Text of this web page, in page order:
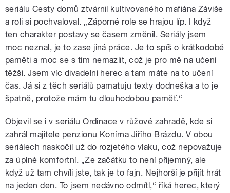
seriálu Cesty domů ztvárnil kultivovaného mafiána Záviše
a roli si pochvaloval. „Záporné role se hrajou líp. I když
ten charakter postavy se časem změnil. Seriály jsem
moc neznal, je to zase jiná práce. Je to spíš o krátkodobé
paměti a moc se s tím nemazlit, což je pro mě na učení
těžší. Jsem víc divadelní herec a tam máte na to učení
čas. Já si z těch seriálů pamatuju texty dodneška a to je
špatně, protože mám tu dlouhodobou paměť.“
Objevil se i v seriálu Ordinace v růžové zahradě, kde si
zahrál majitele penzionu Konírna Jiřího Brázdu. V obou
seriálech naskočil už do rozjetého vlaku, což nepovažuje
za úplně komfortní. „Ze začátku to není příjemný, ale
když už tam chvíli jste, tak je to fajn. Nejhorší je přijít hrát
na jeden den. To jsem nedávno odmítl,“ říká herec, který